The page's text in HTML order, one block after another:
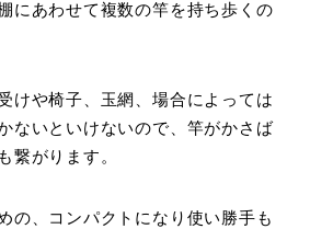
にあわせて複数の竿を持ち歩くの
けや椅子、玉網、場合によっては
ないといけないので、竿がかさば
繋がります。
の、コンパクトになり使い勝手も